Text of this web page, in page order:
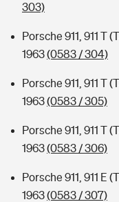
Kinderunfall-Check:
Typklassen: So ist Ihr
Sie haben Fragen?
303)
Porsche 911, 911 T
1963(0583 / 304)
Porsche 911, 911 T
1963(0583 / 305)
Porsche 911, 911 T
1963(0583 / 306)
Porsche 911, 911 E
1963(0583 / 307)